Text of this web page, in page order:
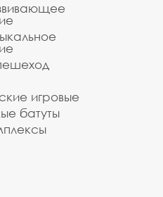
игровые
батуты